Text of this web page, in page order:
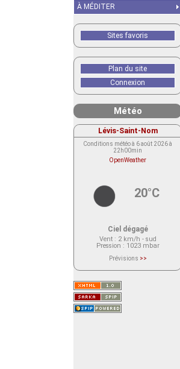
À MÉDITER
Sites favoris
Plan du site
Connexion
Météo
Lévis-Saint-Nom
Conditions météo à 6 août 2026 à
22h00min
OpenWeather
20°C
Ciel dégagé
Vent: 2 km/h - sud
Pression : 1023 mbar
Prévisions >>
actuellement aucune prévision
Saint-Nom.
Veuillez consulter le message du
service ci-dessous.
(401 - Invalid API key. Please see
https://openweathermap.org/